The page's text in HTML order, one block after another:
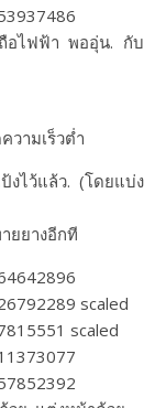
อไฟฟ้า พออุ่น. กับ
วามเร็วต่ำ
งไว้แล้ว. (โดยแบ่ง
ยยางอีกที